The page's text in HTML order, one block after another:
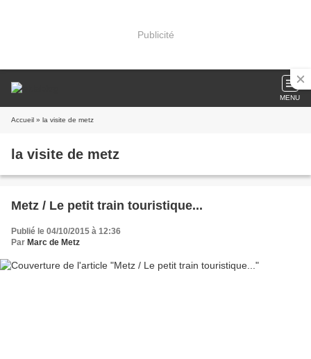
Publicité
MENU
Accueil » la visite de metz
la visite de metz
Metz / Le petit train touristique...
Publié le 04/10/2015 à 12:36
Par Marc de Metz